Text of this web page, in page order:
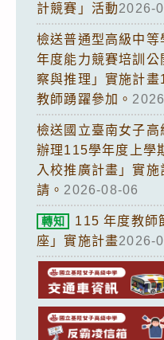
計競賽」活動2026-
檢送普通型高級中
年度能力競賽培訓
察與推理」實施計
教師踴躍參加。
檢送國立臺南女子
辦理115學年度上學
入校推廣計畫」實
請。 2026-08-06
轉知
115 年度教師
座」實施計畫2026-